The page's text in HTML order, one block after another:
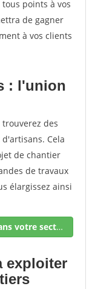
points à vos
de gagner
à vos clients
: l'union
des
Cela
de chantier
de travaux
élargissez ainsi
Chantier artisan gratuit qualifiés dans votre secteur !
exploiter